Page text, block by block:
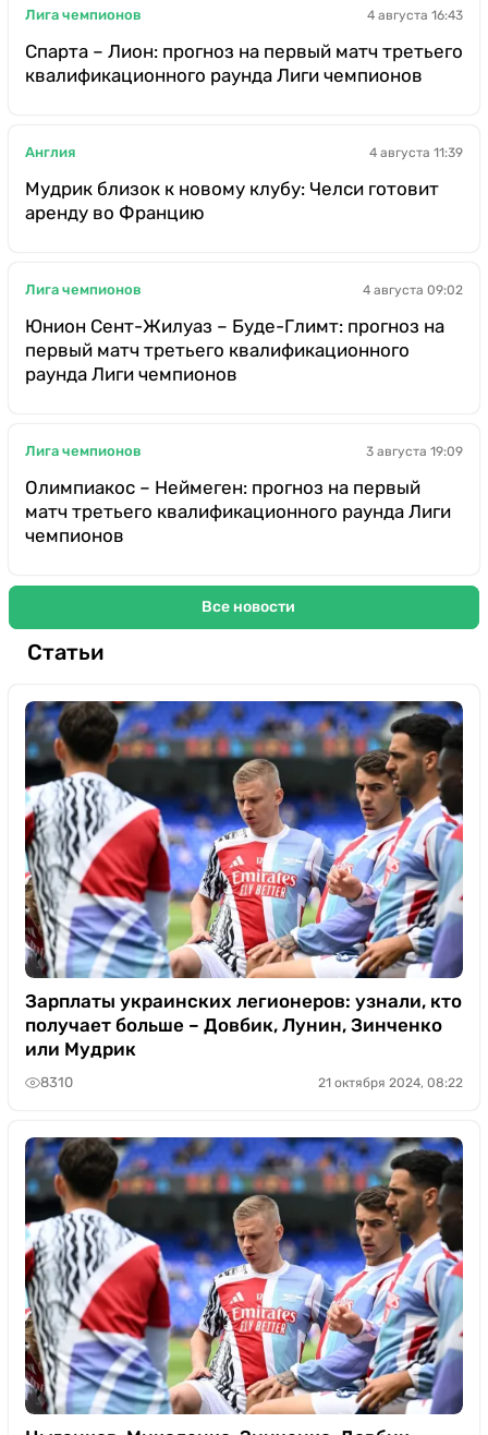
Лига чемпионов 4 августа 16:43
Спарта – Лион: прогноз на первый матч третьего
квалификационного раунда Лиги чемпионов
Англия 4 августа 11:39
Мудрик близок к новому клубу: Челси готовит
аренду во Францию
Лига чемпионов 4 августа 09:02
Юнион Сент-Жилуаз – Буде-Глимт: прогноз на
первый матч третьего квалификационного
раунда Лиги чемпионов
Лига чемпионов 3 августа 19:09
Олимпиакос – Неймеген: прогноз на первый
матч третьего квалификационного раунда Лиги
чемпионов
Все новости
Статьи
Зарплаты украинских легионеров: узнали, кто
получает больше – Довбик, Лунин, Зинченко
или Мудрик
8310 21 октября 2024, 08:22